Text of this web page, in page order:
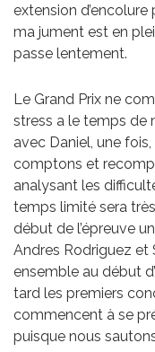
extension
ma jument est en
passe lentement.
Le Grand Prix ne
stress a le temps de
avec Daniel, une
comptons et
analysant les
temps limité sera
début de l’épreuve
Andres Rodriguez et
ensemble au début
tard les premiers
commencent à se
puisque nous